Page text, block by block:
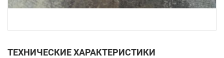
ТЕХНИЧЕСКИЕ ХАРАКТЕРИСТИКИ